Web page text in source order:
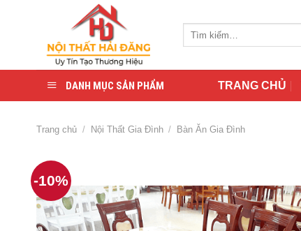
DANH MỤC SẢN PHẨM TRANG CHỦ
Trang chủ / Nội Thất Gia Đình / Bàn Ăn Gia Đình
-10%